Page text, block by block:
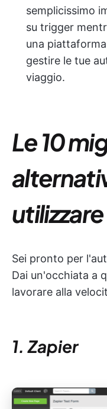
semplicissimo
su trigger
una
gestire le tue
viaggio.
Le 10
Sei pronto per
Dai un'occhiata a
lavorare alla
1. Zapier